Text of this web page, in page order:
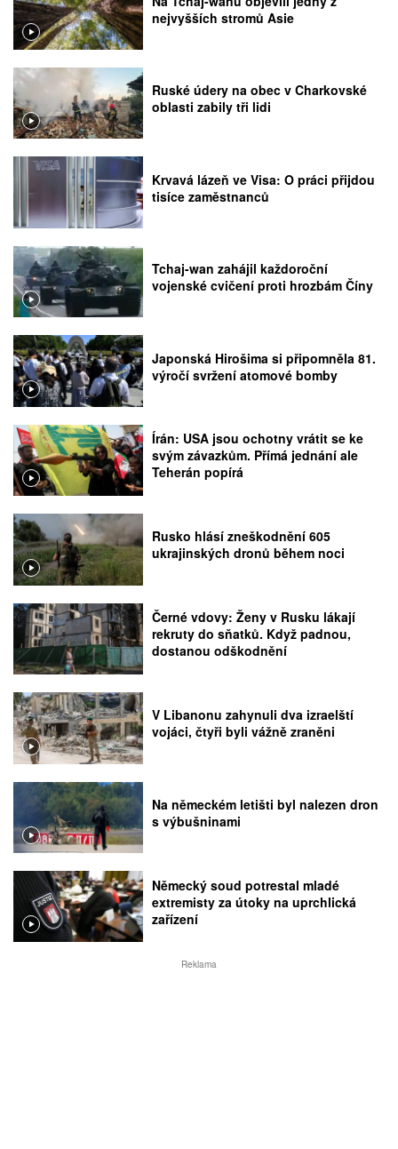
nejvyšších stromů Asie
Ruské údery na obec v Charkovské
oblasti zabily tři lidi
Krvavá lázeň ve Visa: O práci přijdou
tisíce zaměstnanců
Tchaj-wan zahájil každoroční
vojenské cvičení proti hrozbám Číny
Japonská Hirošima si připomněla 81.
výročí svržení atomové bomby
Írán: USA jsou ochotny vrátit se ke
svým závazkům. Přímá jednání ale
Teherán popírá
Rusko hlásí zneškodnění 605
ukrajinských dronů během noci
Černé vdovy: Ženy v Rusku lákají
rekruty do sňatků. Když padnou,
dostanou odškodnění
V Libanonu zahynuli dva izraelští
vojáci, čtyři byli vážně zraněni
Na německém letišti byl nalezen dron
s výbušninami
Německý soud potrestal mladé
extremisty za útoky na uprchlická
zařízení
Reklama